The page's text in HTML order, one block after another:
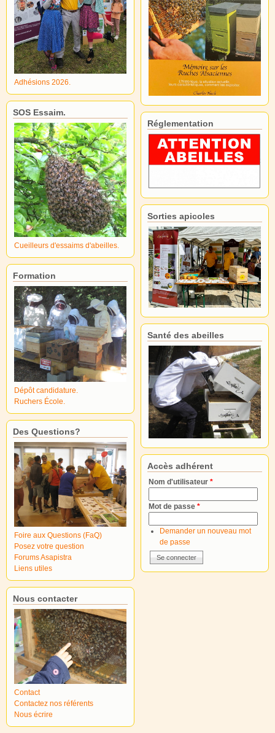
Adhésions 2026.
SOS Essaim.
Cueilleurs d'essaims d'abeilles.
Formation
Dépôt candidature.
Ruchers École.
Des Questions?
Foire aux Questions (FaQ)
Posez votre question
Forums Asapistra
Liens utiles
Nous contacter
Contact
Contactez nos référents
Nous écrire
Réglementation
Sorties apicoles
Santé des abeilles
Accès adhérent
Nom d'utilisateur *
Mot de passe *
Demander un nouveau mot
de passe